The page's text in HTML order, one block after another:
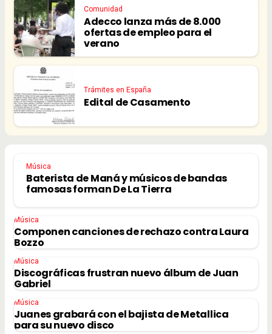
Comunidad
Adecco lanza más de 8.000
ofertas de empleo para el
verano
Trámites en España
Edital de Casamento
Música
Baterista de Maná y músicos de bandas
famosas forman De La Tierra
Música
Componen canciones de rechazo contra Laura
Bozzo
Música
Discográficas frustran nuevo álbum de Juan
Gabriel
Música
Juanes grabará con el bajista de Metallica
para su nuevo disco